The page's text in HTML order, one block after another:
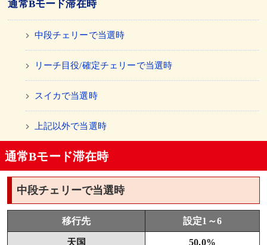
通常Bモード滞在時
中段チェリーで当選時
リーチ目役/確定チェリーで当選時
スイカで当選時
上記以外で当選時
通常Bモード滞在時
中段チェリーで当選時
移行先 設定1～6
天国 50.0%